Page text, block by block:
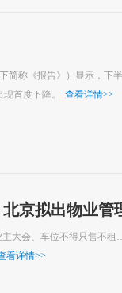
简称《报告》）显示，下
首度下降。
查看详情>>
京拟出物业管
主大会、车位不得只售不
看详情>>